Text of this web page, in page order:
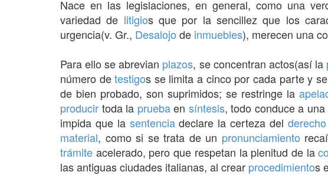
Nace en las legislaciones, en general, como una
variedad de litigios que por la sencillez que los
urgencia(v. Gr., Desalojo de inmuebles), merecen una
Para ello se abrevian plazos, se concentran actos(así la
número detestigos se limita a cinco por cada parte y
de bien probado, son suprimidos; se restringe la
producir toda la pruebaen síntesis, todo conduce a
impida que la sentenciadeclare la certeza del derecho
material, como si se trata de un pronunciamiento
trámite acelerado, pero que respetan la plenitud de la
las antiguas ciudades italianas, al crear procedimientos